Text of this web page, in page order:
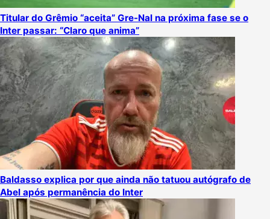
Titular do Grêmio “aceita” Gre-Nal na próxima fase se o
Inter passar: “Claro que anima”
Baldasso explica por que ainda não tatuou autógrafo de
Abel após permanência do Inter